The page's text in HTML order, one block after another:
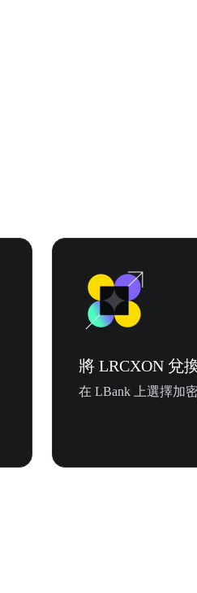
將 LRCXON 兌
在 LBank 上選擇加